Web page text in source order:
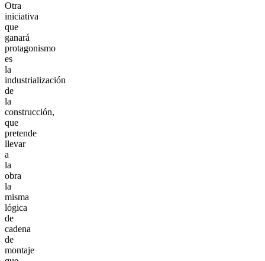
Otra
iniciativa
que
ganará
protagonismo
es
la
industrialización
de
la
construcción,
que
pretende
llevar
a
la
obra
la
misma
lógica
de
cadena
de
montaje